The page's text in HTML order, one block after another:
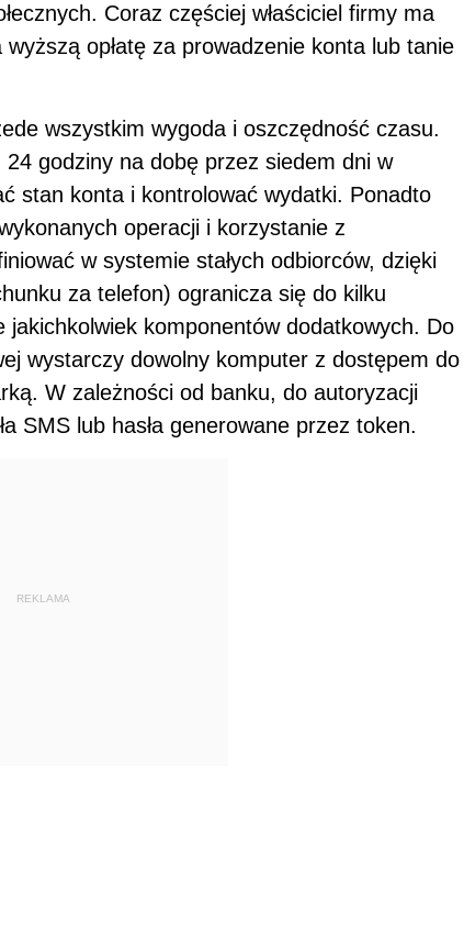
Coraz częściej właściciel firmy ma
opłatę za prowadzenie konta lub tanie
wszystkim wygoda i oszczędność czasu.
godziny na dobę przez siedem dni w
stan konta i kontrolować wydatki. Ponadto
operacji i korzystanie z
w systemie stałych odbiorców, dzięki
za telefon) ogranicza się do kilku
jakichkolwiek komponentów dodatkowych. Do
wystarczy dowolny komputer z dostępem do
W zależności od banku, do autoryzacji
SMS lub hasła generowane przez token.
REKLAMA